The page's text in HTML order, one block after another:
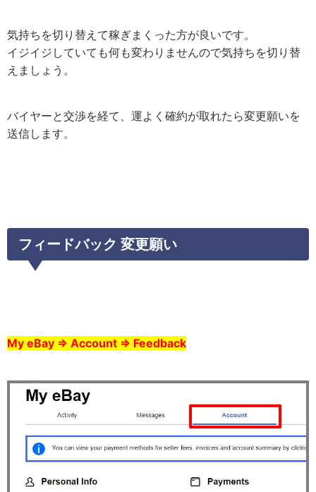
気持ちを切り替えて稼ぎまくった方が良いです。
イジイジしていても何も変わりませんので気持ちを切り替
えましょう。
バイヤーと交渉を経て、運よく確約が取れたら変更願いを
送信します。
フィードバック 変更願い
My eBay ⇒ Account ⇒ Feedback